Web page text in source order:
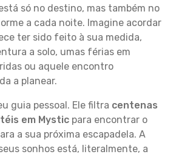
só no destino, mas também no
a cada noite. Imagine acordar
ter sido feito à sua medida,
a solo, umas férias em
ou aquele encontro
a planear.
guia pessoal. Ele filtra centenas
em Mystic para encontrar o
a sua próxima escapadela. A
sonhos está, literalmente, a